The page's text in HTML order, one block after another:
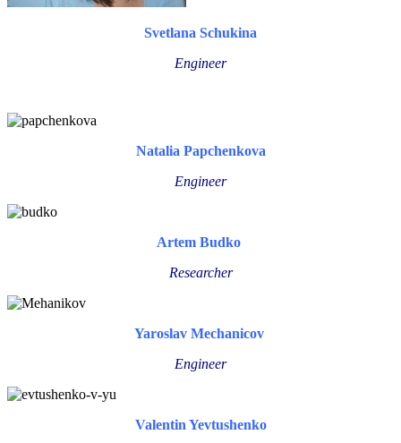
Svetlana Schukina
Engineer
Natalia Papchenkova
Engineer
Artem Budko
Researcher
Yaroslav Mechanicov
Engineer
Valentin Yevtushenko